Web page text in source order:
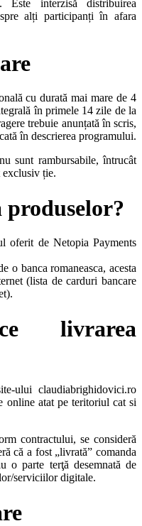
interzisă distribuirea
alți participanți în afara
cu durată mai mare de 4
în primele 14 zile de la
trebuie anunțată în scris,
în descrierea programului.
sunt rambursabile, întrucât
exclusiv ție.
produselor?
oferit de Netopia Payments
o banca romaneasca, acesta
(lista de carduri bancare
livrarea
ului claudiabrighidovici.ro
online atat pe teritoriul cat si
contractului, se consideră
că a fost „livrată” comanda
o parte terţă desemnată de
serviciilor digitale.